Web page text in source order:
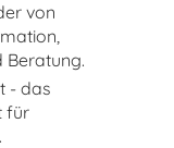
von
Beratung.
- das
für